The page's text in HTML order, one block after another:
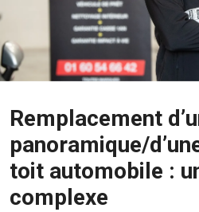
Remplacement
panoramique/
toit automobile :
complexe